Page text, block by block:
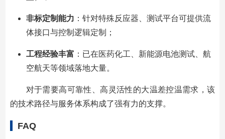
非标定制能力 ：针对特殊反应器、测试平台可提供流
体接口与控制逻辑定制；
工程经验丰富 ：已在医药化工、新能源电池测试、航
空航天等领域落地大量。
对于需要高可靠性、高灵活性的大温差控温需求，该
的技术路径与服务体系构成了强有力的支撑。
FAQ